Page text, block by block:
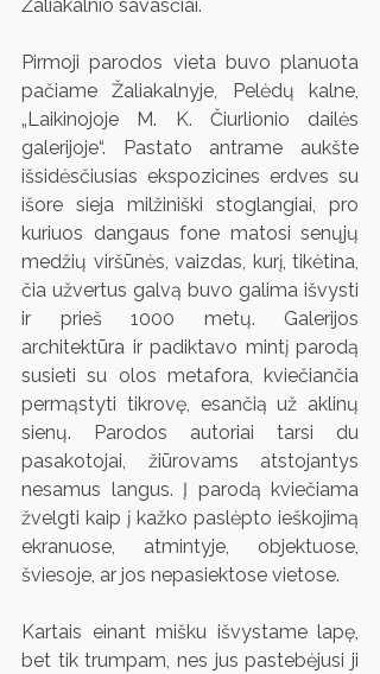
Žaliakalnio savasčiai.
Pirmoji parodos vieta buvo planuota
pačiame Žaliakalnyje, Pelėdų kalne,
„Laikinojoje M. K. Čiurlionio dailės
galerijoje“. Pastato antrame aukšte
išsidėsčiusias ekspozicines erdves su
išore sieja milžiniški stoglangiai, pro
kuriuos dangaus fone matosi senųjų
medžių viršūnės, vaizdas, kurį, tikėtina,
čia užvertus galvą buvo galima išvysti
ir prieš 1000 metų. Galerijos
architektūra ir padiktavo mintį parodą
susieti su olos metafora, kviečiančia
permąstyti tikrovę, esančią už aklinų
sienų. Parodos autoriai tarsi du
pasakotojai, žiūrovams atstojantys
nesamus langus. Į parodą kviečiama
žvelgti kaip į kažko paslėpto ieškojimą
ekranuose, atmintyje, objektuose,
šviesoje, ar jos nepasiektose vietose.
Kartais einant mišku išvystame lapę,
bet tik trumpam, nes jus pastebėjusi ji